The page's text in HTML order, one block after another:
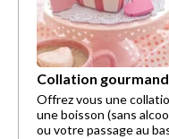
Collation
Offrez vous une
une boisson (sans
ou votre passage au